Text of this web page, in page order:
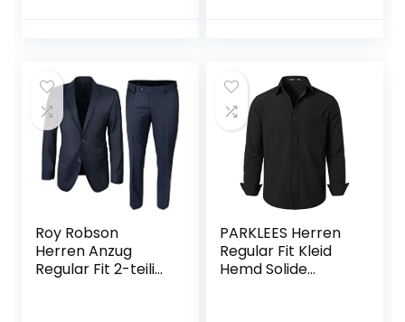
Anzugweste für
Herren
Roy Robson
Herren Anzug
Regular Fit 2-teilig
PARKLEES Herren
Regular Fit Kleid
Hemd Solide